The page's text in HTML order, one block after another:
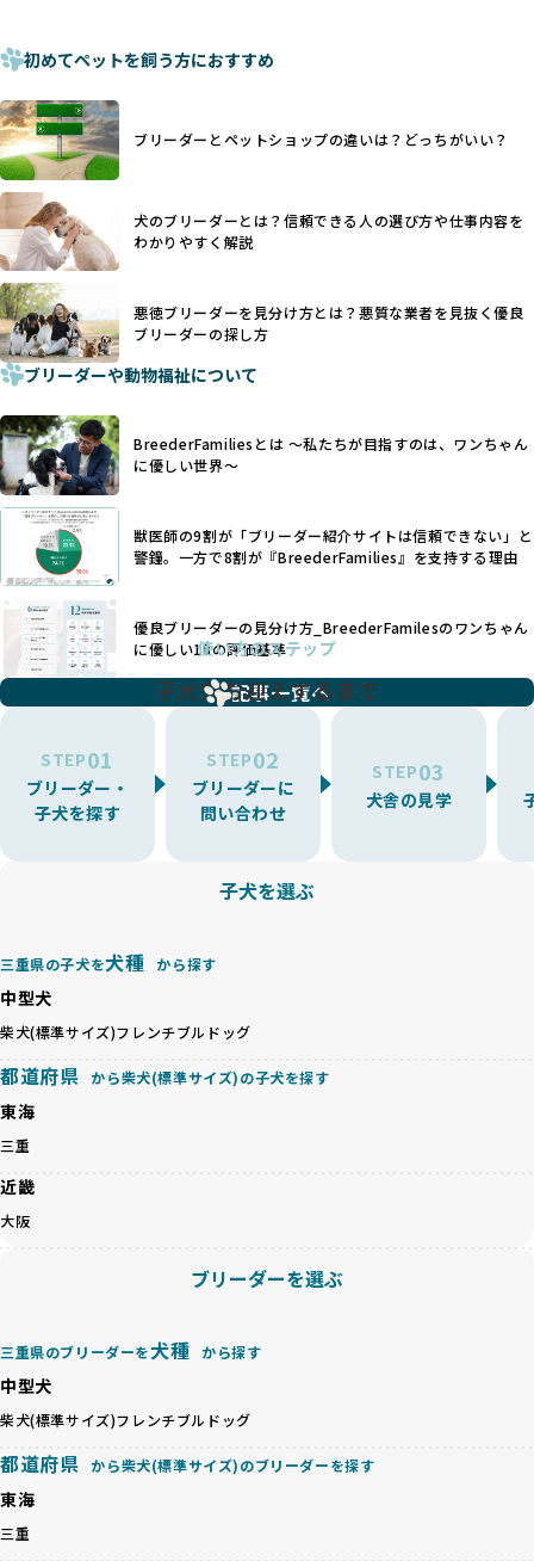
少なくなく、消費者にとって選択の判断が難しい現状があり
さらに、書類審査のみで掲載が許可されるサイトが多く、実
際の飼育環境やブリーダーの姿勢が見えにくい点も課題で
す。こうしたサイトでは、ブリーダーが記載する情報が主で
あり、実際の現場や日々のケアの状況がわからないため、営
利優先の「悪徳ブリーダー」が含まれるリスクが高まりま
す。
BreederFamiliesでは、ワンちゃんを大切にする「優良ブリ
ーダー」のみを紹介するために、法令を超えた独自の基準を
設け、ブリーダーの理念や飼育環境の厳格なチェックを行っ
ています。
一部の営利優先のブリーディングでは、母犬の出産負担を考
えずに大量繁殖が行われ、親犬が心身ともに疲弊するケース
が見られます。さらに、コストカットのために食事を減らし
たり、栄養のない食事を与える、適切な健康管理が行われな
いなど、ワンちゃんの健康と福祉が犠牲にされることも少な
くありません。
また、健康リスクが予測しづらいミックス犬の繁殖や、愛情
が行き届かない多頭飼育等も問題です。これらのブリーディ
ング手法は、ワンちゃんの福祉を無視し、利益のみを追求す
るブリーダーによるものが多く、消費者にとっても深刻な課
題となっています。
BreederFamiliesでは、こうしたワンちゃんに優しくないブ
リーディングをなくすため、すべてのワンちゃんを家族のよ
うに大切に飼育・繁殖を行っている「優良ブリーダー」のみ
BreederFamiliesでは、アニマルウェルフェアを最優先に考
えた6つの絶対基準と12の総合基準を設定しています。これに
ことを徹底しています。
BreederFamiliesでは、以下の6項目を必須条件とし、これら
基づいた責任あるブリーディングを確保しています。
さらに、健康管理、社会性の育成、遺伝子検査、食事や運動
の質など、ワンちゃんの心身に配慮した飼育環境が整ってい
るかを評価する12項目の総合基準を設けています。これによ
り、より高い基準をクリアしたブリーダーだけを厳選してい
ます。
その結果、合格率10%未満という厳しい基準をクリアした優
良ブリーダーのみが登録されています。
ゃんを家族のように愛するという理念を共有するブリーダー
のみを厳選しています。これにより、ユーザーの皆さんに安
「BreederFamilesのワンちゃんに優しい18の評価基準」は
BreederFamiliesでは、すべてのブリーダーを書類審査、直
接のヒアリング、現地確認を通じて厳しく評価しています。
このプロセスにより、育成環境や健康管理だけでなく、ブリ
ーダー自身の理念や姿勢までも丁寧に確認しています。
ため、どのブリーダーを選んでも安心して子犬をお迎えいた
だけます。
徹底した透明性こそが、BreederFamiliesの大きな特徴で
す。
手段でもあるため、切断されることで他の犬や人間との意思
ヨーロッパ諸国ではこうした処置が禁止されている一方で、
日本ではいまだ行われる場合があります。
優良ブリーダーは動物福祉を優先し、ワンちゃんの自然な姿
を大切にするため断尾・断耳を行いません。
一方、営利優先ブリーダーでは「見た目が良く売れやすい」
ことを理由に断尾や断耳を行うことがあり、中には麻酔なし
で処置するケースも見受けられます。
「耳やしっぽを切らない」詳細はこちら
犬種ごとに異なる健康リスクや育て方のポイントを理解し、
適切に対応するためには、深い知識と豊富な経験が欠かせま
せん。現在、犬種は200種類以上あり、それぞれに特有の健康
たとえば、パグは呼吸器系のトラブルを抱えやすく、ラブラ
ドール・レトリバーには股関節形成不全への注意が必要で
す。このような犬種ごとの違いを熟知し、適切なケアを提供
できるかどうかは、ブリーダーの専門性に大きく関わりま
す。
優良ブリーダーは、少数の犬種（一般的に3種以内）に絞って
繁殖を行い、各犬種の特徴を熟知しています。これにより、
犬種ごとの健康管理や繁殖において質の高いケアを提供する
ことが可能です。
一方、営利優先ブリーダーは流行や需要に応じて扱う犬種を
増やす傾向があり、犬種ごとに異なる健康問題や適切な育成
環境を十分に考慮しない場合があります。こうしたブリーダ
たりストレスを抱えたりするリスクが高まります。
「少数の犬種に集中」の詳細はこちら
すが、無計画な交配には健康リスクが伴います。異なる犬種
の特徴を持つことで予測しにくい健康問題が発生する可能性
が高く、診断や治療も複雑化する場合があります。また、ミ
待する理想と現実が大きく異なることも少なくありません。
健康と性格を次世代に引き継ぐために、ミックス犬の繁殖を
避けます。無計画な交配がもたらすリスクを理解し、飼い主
殖を徹底しているのです。
一方、営利優先ブリーダーは流行や需要に応じて安易にミッ
クス犬を繁殖し、健康管理や飼い主への配慮が不十分なこと
が多く見受けられます。場合によっては、チワワ×ハスキー
等体格の異なるリスクの高い交配を行うこともあります。
ゃんが長時間の輸送を強いられたり、狭いケージに閉じ込め
ちゃんの社会性や基本的なしつけにも悪影響を与える可能性
があります。
優良ブリーダーは、ワンちゃんの健康と幸せを第一に考え、
ペットショップやオークションを介さずに直接飼い主に渡す
ことを大切にしています。また、彼らはお迎え先を自身で確
接の引き渡しを基本とします。
一方で、営利優先ブリーダーは、広範囲に販売するためにペ
初めてペットを飼う方におすすめ
ブリーダーとペットショップの違いは？どっちがいい？
犬のブリーダーとは？信頼できる人の選び方や仕事内容を
わかりやすく解説
悪徳ブリーダーを見分け方とは？悪質な業者を見抜く優良
ブリーダーの探し方
ブリーダーや動物福祉について
BreederFamiliesとは 〜私たちが目指すのは、ワンちゃん
に優しい世界〜
獣医師の9割が「ブリーダー紹介サイトは信頼できない」と
警鐘。一方で8割が『BreederFamilies』を支持する理由
優良ブリーダーの見分け方_BreederFamilesのワンちゃん
に優しい18の評価基準
記事一覧へ
使い方のステップ
子犬をお迎えするまで
STEP01
ブリーダー・
子犬を探す
STEP02
ブリーダーに
問い合わせ
STEP03
犬舎の見学
子犬を選ぶ
三重県の子犬を犬種 から探す
中型犬
柴犬(標準サイズ)フレンチブルドッグ
都道府県 から柴犬(標準サイズ)の子犬を探す
東海
三重
近畿
大阪
ブリーダーを選ぶ
三重県のブリーダーを犬種 から探す
中型犬
柴犬(標準サイズ)フレンチブルドッグ
都道府県 から柴犬(標準サイズ)のブリーダーを探す
東海
三重